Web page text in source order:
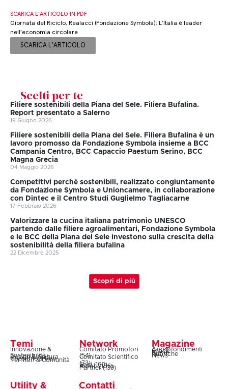
SCARICA L’ARTICOLO IN PDF
Giornata del Riciclo, Realacci (Fondazione Symbola): L’Italia è leader
nell’economia circolare
SCARICA L'ARTICOLO
Scelti per te
Filiere sostenibili della Piana del Sele. Filiera Bufalina.
Report presentato a Salerno
19 Giugno 2026
Filiere sostenibili della Piana del Sele. Filiera Bufalina è un
lavoro promosso da Fondazione Symbola insieme a BCC
Campania Centro, BCC Capaccio Paestum Serino, BCC
Magna Grecia
04 Maggio 2026
Competitivi perché sostenibili, realizzato congiuntamente
da Fondazione Symbola e Unioncamere, in collaborazione
con Dintec e il Centro Studi Guglielmo Tagliacarne
17 Febbraio 2026
Valorizzare la cucina italiana patrimonio UNESCO
partendo dalle filiere agroalimentari, Fondazione Symbola
e le BCC della Piana del Sele investono sulla crescita della
sostenibilità della filiera bufalina
22 Dicembre 2025
Scopri di più
Temi
Innovazione &
Sostenibilità
Design & Cultura
Coesione & Reti
Territori & Comunità
Network
Comitato Promotori
(54)
Comitato Scientifico
(73)
Soci (160)
Autori (106)
Partner (139)
Magazine
Approfondimenti
Snack
Storie
Rubriche
News
Utility & Contatti